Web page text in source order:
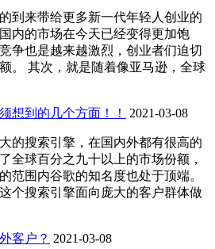
到来带给更多新一代年轻人创业的
内的市场在今天已经变得更加饱
争也是越来越激烈，创业者们迫切
。 其次，就是随着像亚马逊，全球
想到的几个方面！！ 2021-03-08
的搜索引擎，在国内外都有很高的
全球百分之九十以上的市场份额，
范围内谷歌的知名度也处于顶端。
个搜索引擎面向庞大的客户群体做
客户？ 2021-03-08